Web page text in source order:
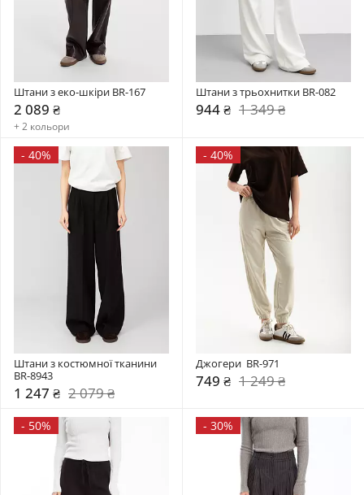
Штани з еко-шкіри BR-167
2 089 ₴
+ 2 кольори
Штани з трьохнитки BR-082
944 ₴ 1 349 ₴
- 40%
Штани з костюмної тканини
BR-8943
1 247 ₴ 2 079 ₴
- 40%
Джогери  BR-971
749 ₴ 1 249 ₴
- 50% - 30%